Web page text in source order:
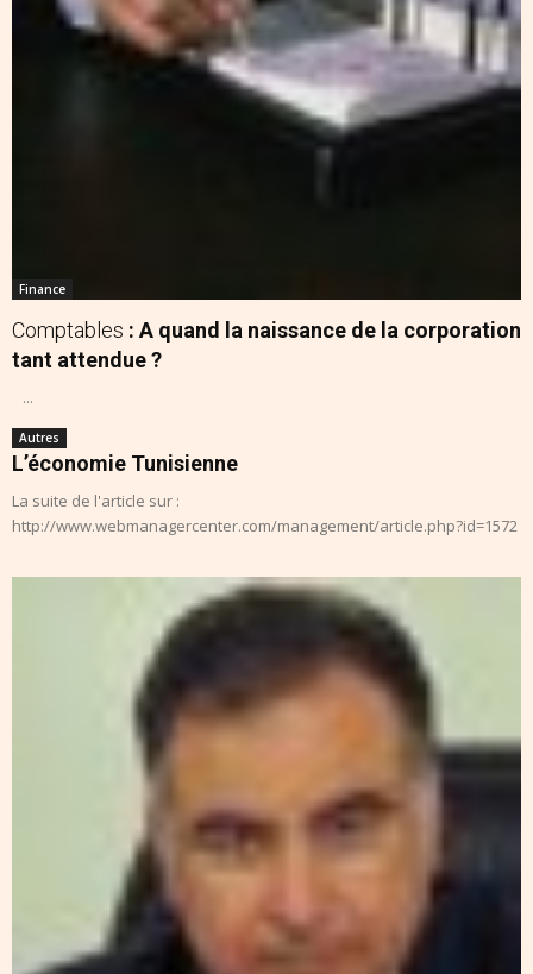
Finance
Comptables : A quand la naissance de la corporation
tant attendue ?
...
Autres
L’économie Tunisienne
La suite de l'article sur :
http://www.webmanagercenter.com/management/article.php?id=1572